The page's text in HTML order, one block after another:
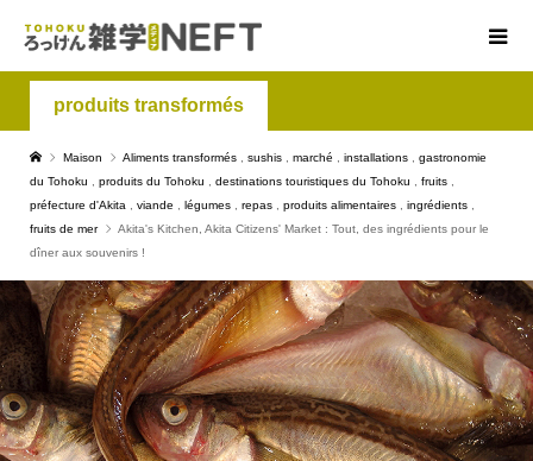
produits transformés
Maison Aliments transformés sushis marché installations
gastronomie
du Tohoku
produits du Tohoku destinations touristiques du Tohoku fruits
préfecture d'Akita
viande légumes repas produits alimentaires ingrédients
fruits de mer
Akita's Kitchen, Akita Citizens' Market : Tout, des ingrédients pour le
dîner aux souvenirs !